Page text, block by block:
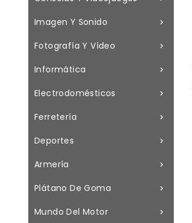

Imagen Y Sonido

Fotografía Y Vídeo

Informática

Electrodomésticos

Ferretería

Deportes

Armería

Plátano De Goma

Mundo Del Motor